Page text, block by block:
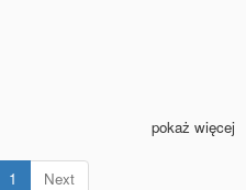
pokaż więcej
1 (current)
Next